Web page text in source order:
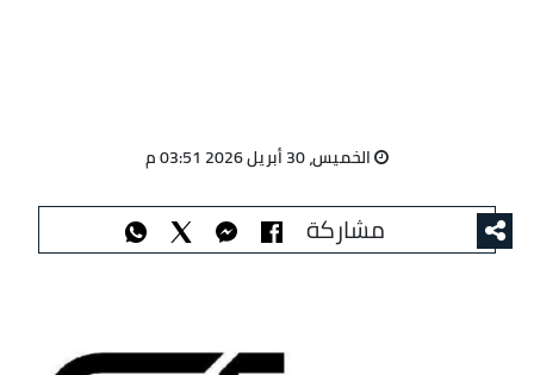
الخميس، 30 أبريل 2026 03:51 م
مشاركة